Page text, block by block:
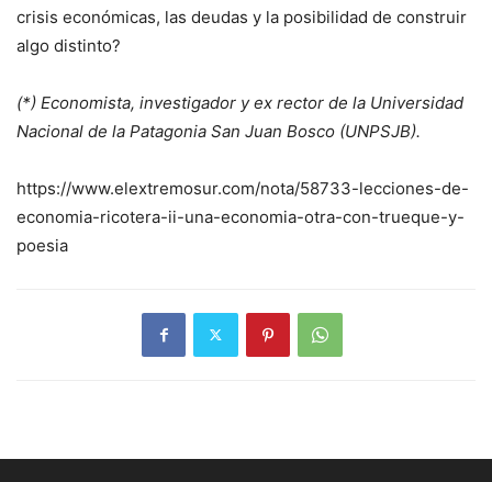
crisis económicas, las deudas y la posibilidad de construir
algo distinto?
(*) Economista, investigador y ex rector de la Universidad
Nacional de la Patagonia San Juan Bosco (UNPSJB).
https://www.elextremosur.com/nota/58733-lecciones-de-
economia-ricotera-ii-una-economia-otra-con-trueque-y-
poesia